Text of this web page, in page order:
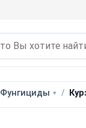
Фунгициды